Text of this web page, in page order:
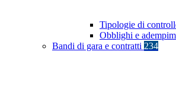
Tipologie di
Obblighi e
Bandi di gara e contratti 234